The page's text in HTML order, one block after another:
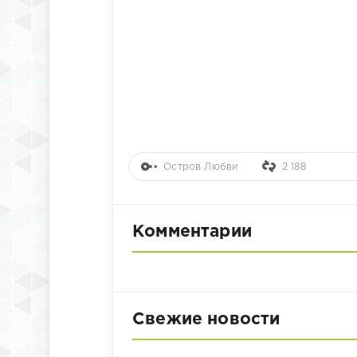
Остров Любви 2 188
Комментарии
Свежие новости